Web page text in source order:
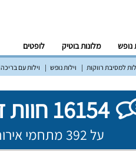
נופש מלונות בוטיק לופטים
למסיבת רווקות וילות נופש וילות עם בריכה
16154 חוות דעת אמיתיות!
על 392 מתחמי אירוח שונים ברחבי הארץ